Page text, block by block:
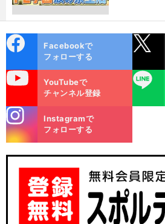
ok
Facebookで
フォローする
YouTubeで
チャンネル登録
LINE
m
Instagramで
フォローする